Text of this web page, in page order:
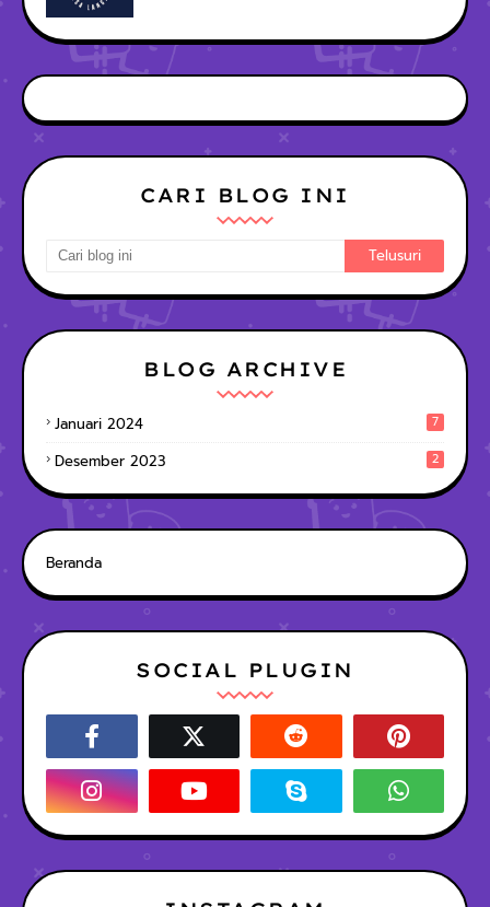
CARI BLOG INI
BLOG ARCHIVE
Januari 2024 7
Desember 2023 2
Beranda
SOCIAL PLUGIN